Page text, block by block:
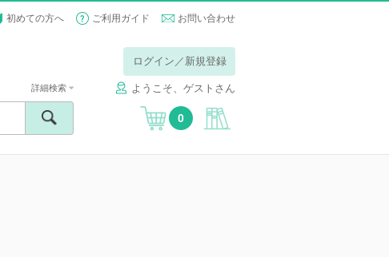
初めての方へ ご利用ガイド お問い合わせ
ログイン／新規登録
ようこそ、ゲストさん
詳細検索
0